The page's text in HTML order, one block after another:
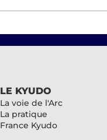
LE KYUDO
La voie de l'Arc
La pratique
France Kyudo